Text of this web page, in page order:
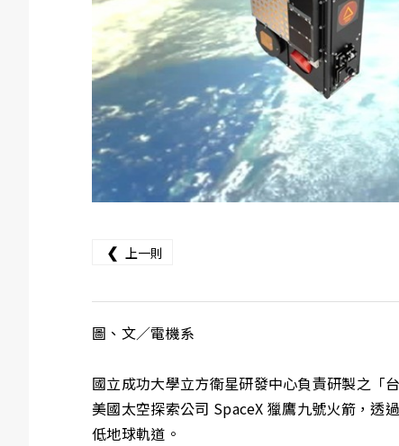
❮ 上一則
圖、文／電機系
國立成功大學立方衛星研發中心負責研製之
美國太空探索公司 SpaceX 獵鷹九號火箭，
低地球軌道。